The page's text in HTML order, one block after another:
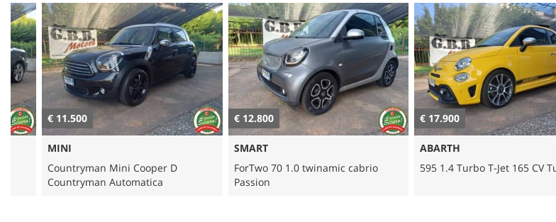
€ 11.500
Countryman Mini Cooper D
Countryman Automatica
€ 12.800
SMART
ForTwo 70 1.0 twinamic cabrio
Passion
€ 17.900
ABARTH
595 1.4 Turbo T-Jet 165 CV Turismo